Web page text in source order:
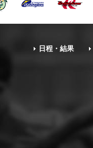
日程・結果